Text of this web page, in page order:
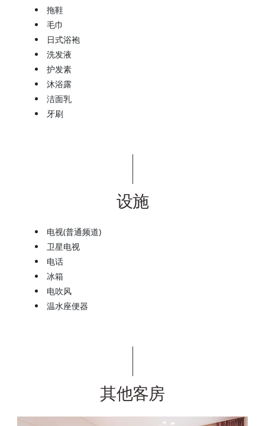
拖鞋
毛巾
日式浴袍
洗发液
护发素
沐浴露
洁面乳
牙刷
设施
电视(普通频道)
卫星电视
电话
冰箱
电吹风
温水座便器
其他客房